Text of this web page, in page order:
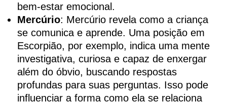
bem-estar emocional.
Mercúrio: Mercúrio revela como a criança
se comunica e aprende. Uma posição em
Escorpião, por exemplo, indica uma mente
investigativa, curiosa e capaz de enxergar
além do óbvio, buscando respostas
profundas para suas perguntas. Isso pode
influenciar a forma como ela se relaciona